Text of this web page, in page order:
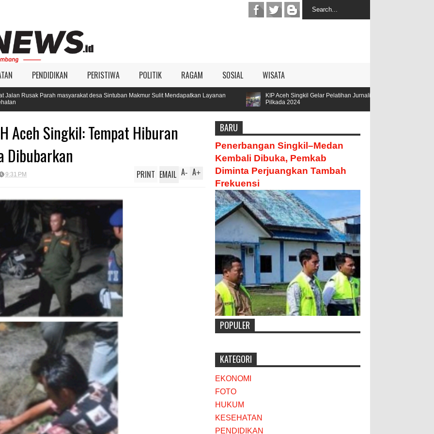
PENDIDIKAN PERISTIWA POLITIK RAGAM SOSIAL WISATA
masyarakat desa Sintuban Makmur Sulit Mendapatkan Layanan
KIP Aceh Singkil Gelar Pelatihan Jurnalis
Pilkada 2024
Aceh Singkil: Tempat Hiburan
Dibubarkan
9:31 PM A+
A-
PRINT EMAIL
BARU
Penerbangan Singkil–Medan
Kembali Dibuka, Pemkab
Diminta Perjuangkan Tambah
Frekuensi
POPULER
KATEGORI
EKONOMI
FOTO
HUKUM
KESEHATAN
PENDIDIKAN